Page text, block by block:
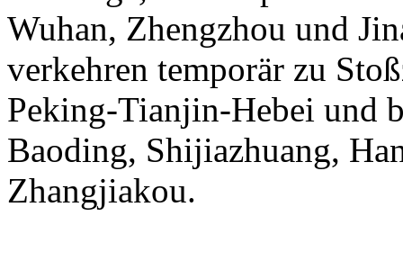
Wuhan, Zhengzhou und
verkehren temporär zu
Peking-Tianjin-Hebei und
Baoding, Shijiazhuang,
Zhangjiakou.